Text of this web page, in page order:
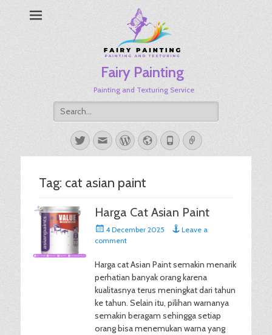
Fairy Painting
Painting and Texturing Service
Search
for:
TwitterEmailWordPress
Website
PhoneLink
Tag: cat asian paint
Harga Cat Asian Paint
Posted
on
4 December 2025
Leave a
comment
Harga cat Asian Paint semakin menarik
perhatian banyak orang karena
kualitasnya terus meningkat dari tahun
ke tahun. Selain itu, pilihan warnanya
semakin beragam sehingga setiap
orang bisa menemukan warna yang